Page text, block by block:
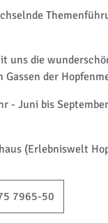
uns die
Gassen der
- Juni bis
(Erlebniswelt
7965-50